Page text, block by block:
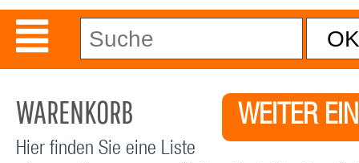
WEITER
WARENKORB
Hier finden Sie eine Liste